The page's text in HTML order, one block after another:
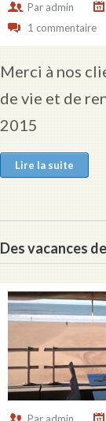
Par admin
1 commentaire
Merci à nos
de vie et de
2015
Lire la suite
Des vacances